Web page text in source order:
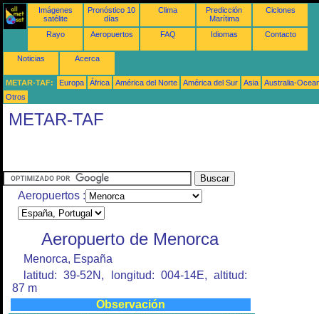
Imágenes
satélite
Pronóstico 10
días
Clima
Predicción
Marítima
Ciclones
Rayo Aeropuertos FAQ Idiomas Contacto
Noticias Acerca
METAR-TAF: Europa África América del Norte América del Sur Asia
Australia-
Otros
METAR-TAF
Aeropuertos :
Aeropuerto de Menorca
Menorca, España
latitud: 39-52N, longitud: 004-14E, altitud:
87 m
Observación